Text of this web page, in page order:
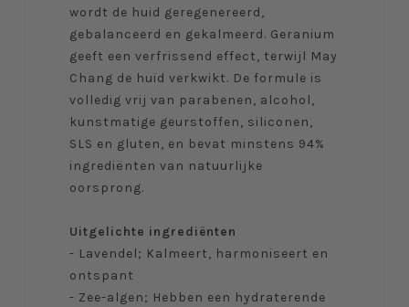
wordt de huid geregenereerd,
gebalanceerd en gekalmeerd. Geranium
geeft een verfrissend effect, terwijl May
Chang de huid verkwikt. De formule is
volledig vrij van parabenen, alcohol,
kunstmatige geurstoffen, siliconen,
SLS en gluten, en bevat minstens 94%
ingrediënten van natuurlijke
oorsprong.
Uitgelichte ingrediënten
- Lavendel; Kalmeert, harmoniseert en
ontspant
- Zee-algen; Hebben een hydraterende